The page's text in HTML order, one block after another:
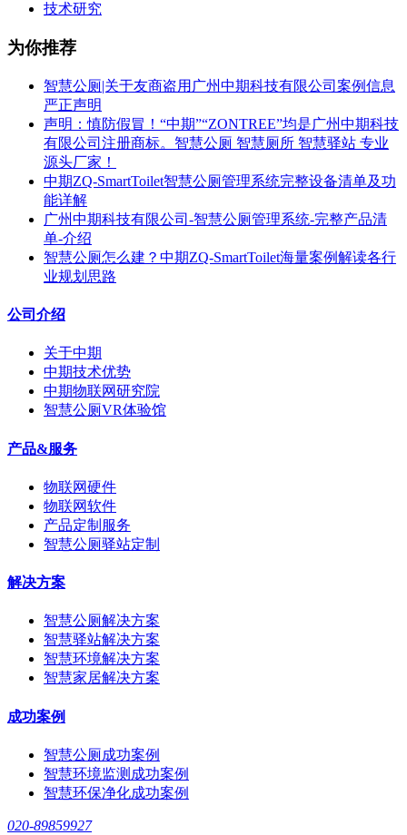
技术研究
为你推荐
智慧公厕|关于友商盗用广州中期科技有限公司案例信息
严正声明
声明：慎防假冒！“中期”“ZONTREE”均是广州中期科技
有限公司注册商标。智慧公厕 智慧厕所 智慧驿站 专业
源头厂家！
中期ZQ-SmartToilet智慧公厕管理系统完整设备清单及功
能详解
广州中期科技有限公司-智慧公厕管理系统-完整产品清
单-介绍
智慧公厕怎么建？中期ZQ-SmartToilet海量案例解读各行
业规划思路
公司介绍
关于中期
中期技术优势
中期物联网研究院
智慧公厕VR体验馆
产品&服务
物联网硬件
物联网软件
产品定制服务
智慧公厕驿站定制
解决方案
智慧公厕解决方案
智慧驿站解决方案
智慧环境解决方案
智慧家居解决方案
成功案例
智慧公厕成功案例
智慧环境监测成功案例
智慧环保净化成功案例
020-89859927